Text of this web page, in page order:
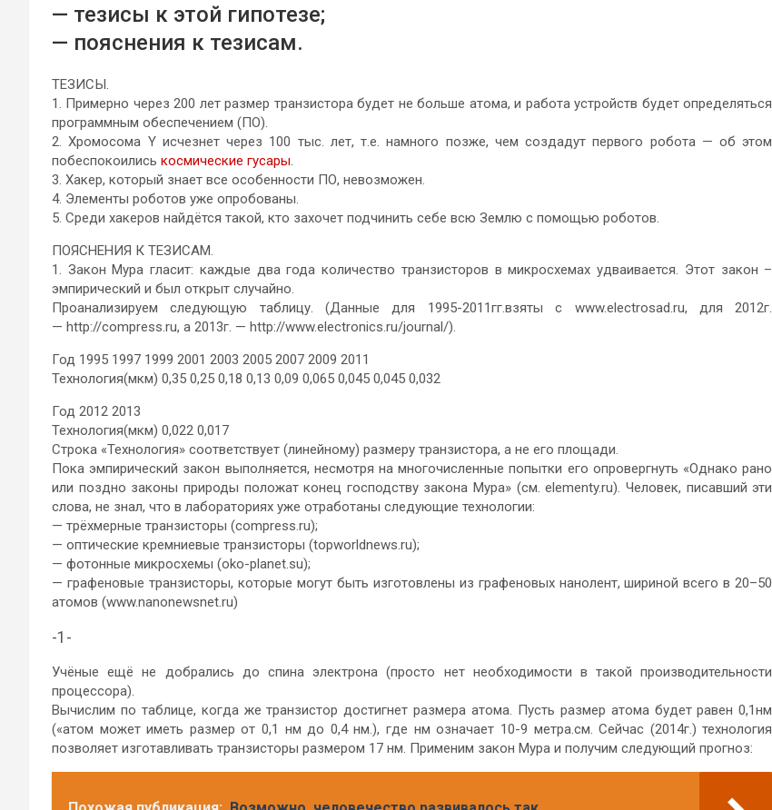
— тезисы к этой гипотезе;
— пояснения к тезисам.
ТЕЗИСЫ.
1. Примерно через 200 лет размер транзистора будет не больше атома, и работа устройств будет определяться
программным обеспечением (ПО).
2. Хромосома Y исчезнет через 100 тыс. лет, т.е. намного позже, чем создадут первого робота — об этом
побеспокоились космические гусары.
3. Хакер, который знает все особенности ПО, невозможен.
4. Элементы роботов уже опробованы.
5. Среди хакеров найдётся такой, кто захочет подчинить себе всю Землю с помощью роботов.
ПОЯСНЕНИЯ К ТЕЗИСАМ.
1. Закон Мура гласит: каждые два года количество транзисторов в микросхемах удваивается. Этот закон –
эмпирический и был открыт случайно.
Проанализируем следующую таблицу. (Данные для 1995-2011гг.взяты с www.electrosad.ru, для 2012г.
— http://compress.ru, а 2013г. — http://www.electronics.ru/journal/).
Год 1995 1997 1999 2001 2003 2005 2007 2009 2011
Технология(мкм) 0,35 0,25 0,18 0,13 0,09 0,065 0,045 0,045 0,032
Год 2012 2013
Технология(мкм) 0,022 0,017
Строка «Технология» соответствует (линейному) размеру транзистора, а не его площади.
Пока эмпирический закон выполняется, несмотря на многочисленные попытки его опровергнуть «Однако рано
или поздно законы природы положат конец господству закона Мура» (см. elementy.ru). Человек, писавший эти
слова, не знал, что в лабораториях уже отработаны следующие технологии:
— трёхмерные транзисторы (compress.ru);
— оптические кремниевые транзисторы (topworldnews.ru);
— фотонные микросхемы (oko-planet.su);
— графеновые транзисторы, которые могут быть изготовлены из графеновых нанолент, шириной всего в 20–50
атомов (www.nanonewsnet.ru)
-1-
Учёные ещё не добрались до спина электрона (просто нет необходимости в такой производительности
процессора).
Вычислим по таблице, когда же транзистор достигнет размера атома. Пусть размер атома будет равен 0,1нм
(«атом может иметь размер от 0,1 нм до 0,4 нм.), где нм означает 10-9 метра.см. Сейчас (2014г.) технология
позволяет изготавливать транзисторы размером 17 нм. Применим закон Мура и получим следующий прогноз: